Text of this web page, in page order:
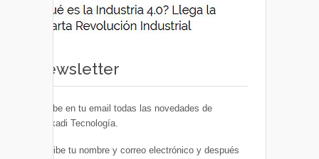
Newsletter
Recibe en tu email todas las novedades de
Euskadi Tecnología.
Escribe tu nombre y correo electrónico y después